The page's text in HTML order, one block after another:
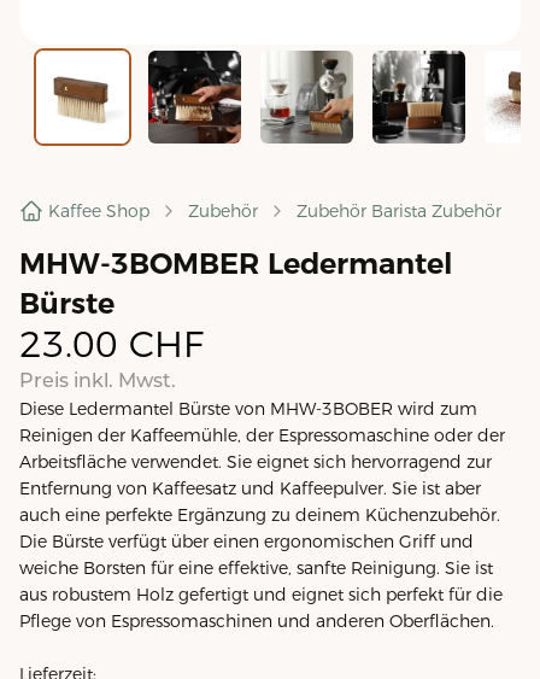
Kaffee Shop Zubehör Zubehör Barista Zubehör
MHW-3BOMBER Ledermantel
Bürste
23.00 CHF
Preis inkl. Mwst.
Diese Ledermantel Bürste von MHW-3BOBER wird zum
Reinigen der Kaffeemühle, der Espressomaschine oder der
Arbeitsfläche verwendet. Sie eignet sich hervorragend zur
Entfernung von Kaffeesatz und Kaffeepulver. Sie ist aber
auch eine perfekte Ergänzung zu deinem Küchenzubehör.
Die Bürste verfügt über einen ergonomischen Griff und
weiche Borsten für eine effektive, sanfte Reinigung. Sie ist
aus robustem Holz gefertigt und eignet sich perfekt für die
Pflege von Espressomaschinen und anderen Oberflächen.
Lieferzeit: